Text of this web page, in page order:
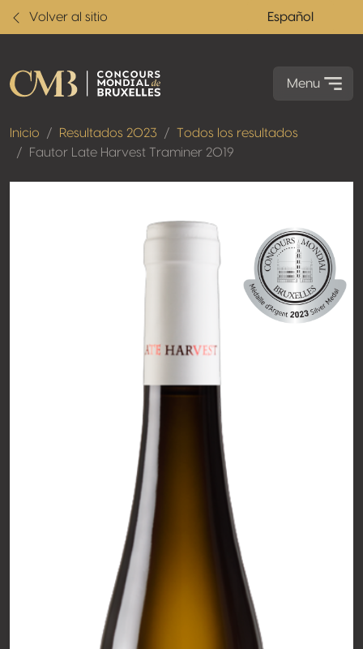
Volver al sitio Español
Menu
Inicio Resultados 2023
Todos los resultados
Fautor Late Harvest Traminer 2019